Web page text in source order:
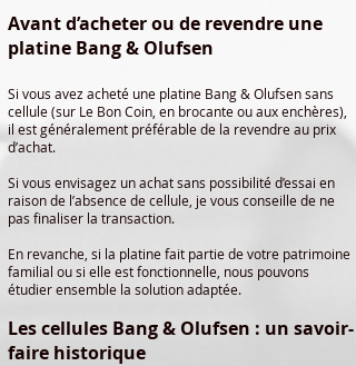
Avant d’acheter ou de revendre une
platine Bang & Olufsen
Si vous avez acheté une platine Bang & Olufsen sans
cellule (sur Le Bon Coin, en brocante ou aux enchères),
il est généralement préférable de la revendre au prix
d’achat.
Si vous envisagez un achat sans possibilité d’essai en
raison de l’absence de cellule, je vous conseille de ne
pas finaliser la transaction.
En revanche, si la platine fait partie de votre patrimoine
familial ou si elle est fonctionnelle, nous pouvons
étudier ensemble la solution adaptée.
Les cellules Bang & Olufsen : un savoir-
faire historique